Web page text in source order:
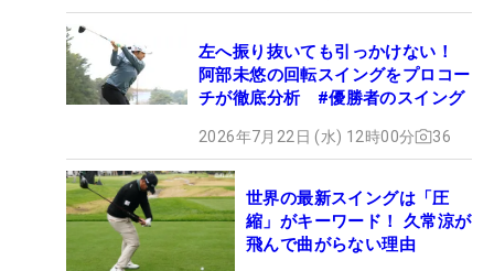
左へ振り抜いても引っかけない！
阿部未悠の回転スイングをプロコー
チが徹底分析 #優勝者のスイング
2026年7月22日 (水) 12時00分 36
世界の最新スイングは「圧
縮」がキーワード！ 久常涼が
飛んで曲がらない理由